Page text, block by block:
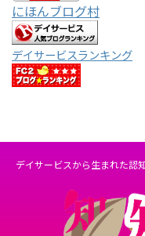
にほんブログ村
デイサービスランキング
デイサービスから生まれた認